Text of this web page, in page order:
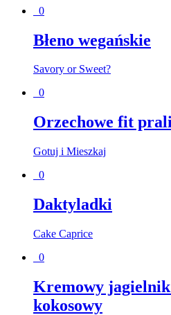
0
Błeno wegańskie
Savory or Sweet?
0
Orzechowe fit
Gotuj i Mieszkaj
0
Daktyladki
Cake Caprice
0
Kremowy
kokosowy